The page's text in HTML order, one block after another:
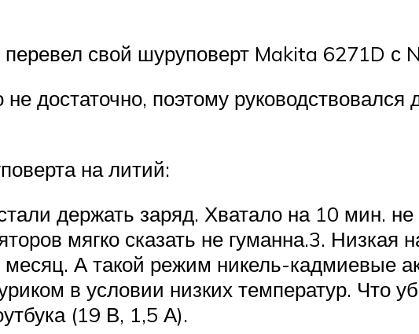
перевел свой шуруповерт Makita 6271D с
достаточно, поэтому
на литий:
держать заряд. Хватало на 10 мин.
мягко сказать не гуманна.3. Низкая
А такой режим никель-кадмиевые
в условии низких температур. Что
(19 В, 1,5 А).